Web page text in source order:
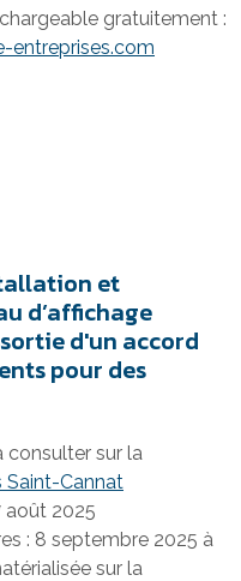
gratuitement :
entreprises.com
et
d’affichage
d'un accord
pour des
consulter sur la
Saint-Cannat
août 2025
: 8 septembre 2025 à
sur la